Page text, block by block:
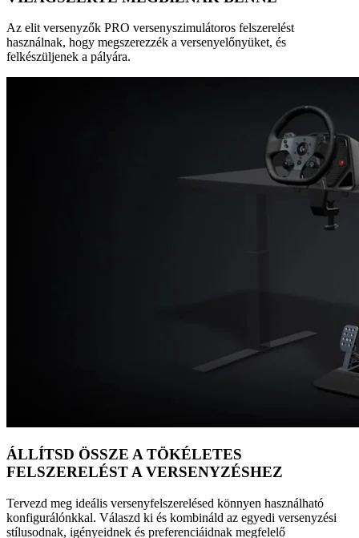
Az elit versenyzők PRO versenyszimulátoros felszerelést
használnak, hogy megszerezzék a versenyelőnyüket, és
felkészüljenek a pályára.
ÁLLÍTSD ÖSSZE A TÖKÉLETES
FELSZERELÉST A VERSENYZÉSHEZ
Tervezd meg ideális versenyfelszerelésed könnyen használható
konfigurálónkkal. Válaszd ki és kombináld az egyedi versenyzési
stílusodnak, igényeidnek és preferenciáidnak megfelelő